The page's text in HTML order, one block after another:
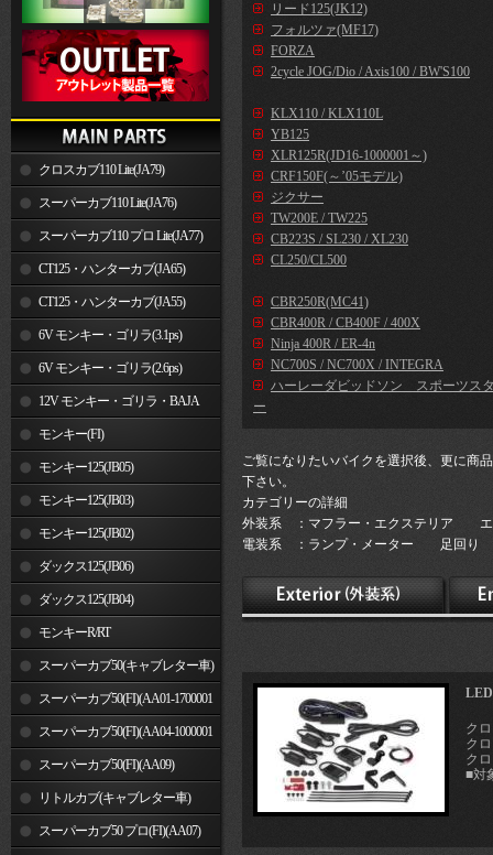
クロスカブ110 Lite(JA79)
スーパーカブ110 Lite(JA76)
スーパーカブ110 プロ Lite(JA77)
CT125・ハンターカブ(JA65)
CT125・ハンターカブ(JA55)
6V モンキー・ゴリラ(3.1ps)
6V モンキー・ゴリラ(2.6ps)
12V モンキー・ゴリラ・BAJA
モンキー(FI)
モンキー125(JB05)
モンキー125(JB03)
モンキー125(JB02)
ダックス125(JB06)
ダックス125(JB04)
モンキーR/RT
スーパーカブ50(キャブレター車)
スーパーカブ50(FI)(AA01-1700001
～) スーパーカブ50(FI)(AA04-1000001
～) スーパーカブ50(FI)(AA09)
リトルカブ(キャブレター車)
スーパーカブ50 プロ(FI)(AA07)
リード125(JK12)
フォルツァ(MF17)
FORZA
2cycle JOG/Dio / Axis100 / BW'S100
KLX110 / KLX110L
YB125
XLR125R(JD16-1000001～)
CRF150F(～’05モデル)
ジクサー
TW200E / TW225
CB223S / SL230 / XL230
CL250/CL500
CBR250R(MC41)
CBR400R / CB400F / 400X
Ninja 400R / ER-4n
NC700S / NC700X / INTEGRA
ハーレーダビッドソン スポーツス
ー
ご覧になりたいバイクを選択後、更に商
下さい。
カテゴリーの詳細
外装系 ：マフラー・エクステリア エ
電装系 ：ランプ・メーター 足回り
ク
ク
ク
■対